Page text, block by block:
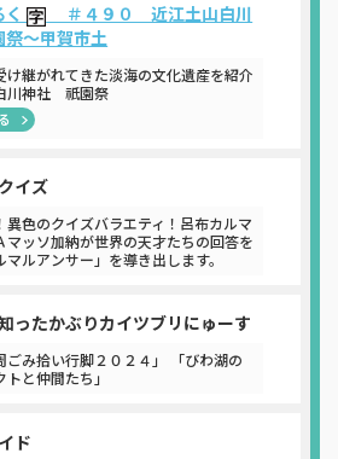
く
＃４９０ 近江土山白川
～甲賀市土
け継がれてきた淡海の文化遺産を紹介
川神社 祇園祭
イズ
異色のクイズバラエティ！呂布カルマ
マッソ加納が世界の天才たちの回答を
マルアンサー」を導き出します。
ったかぶりカイツブリにゅーす
ごみ拾い行脚２０２４」 「びわ湖の
と仲間たち」
ド